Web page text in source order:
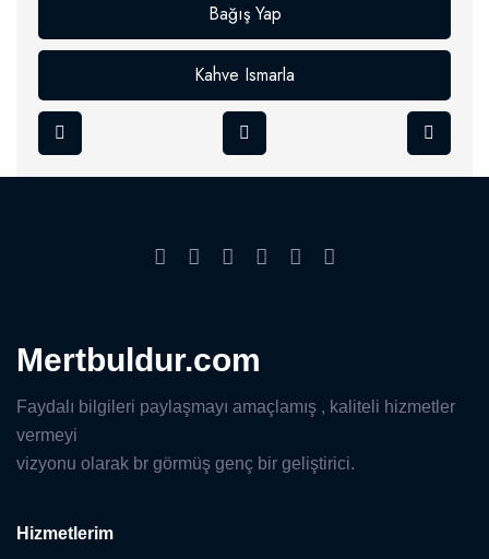
Bağış Yap
Kahve Ismarla
Mertbuldur.com
Faydalı bilgileri paylaşmayı amaçlamış , kaliteli hizmetler
vermeyi
vizyonu olarak br görmüş genç bir geliştirici.
Hizmetlerim